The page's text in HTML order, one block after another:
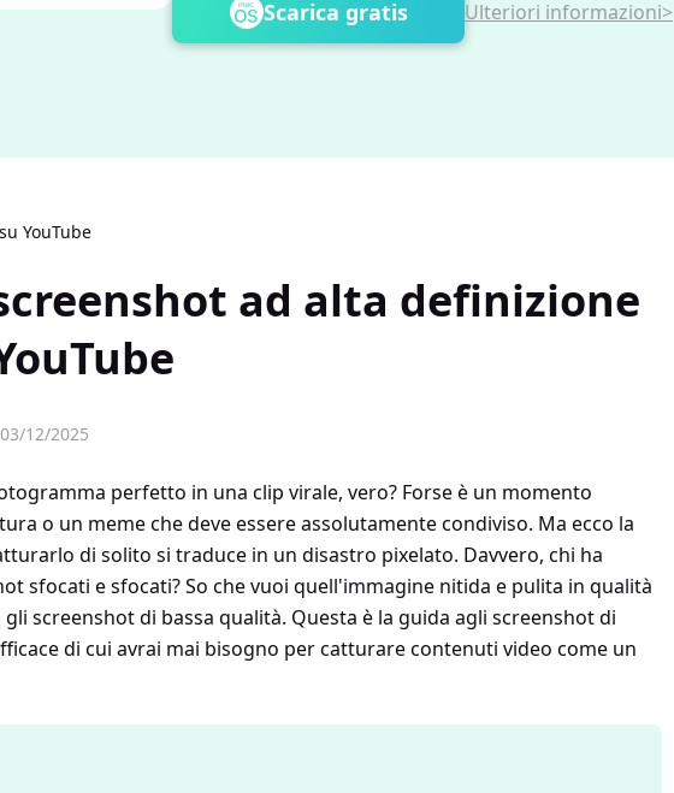
Scarica gratis Ulteriori informazioni>
YouTube
ad alta definizione
12/2025
perfetto in una clip virale, vero? Forse è un momento
o un meme che deve essere assolutamente condiviso. Ma ecco la
di solito si traduce in un disastro pixelato. Davvero, chi ha
sfocati e sfocati? So che vuoi quell'immagine nitida e pulita in qualità
screenshot di bassa qualità. Questa è la guida agli screenshot di
di cui avrai mai bisogno per catturare contenuti video come un